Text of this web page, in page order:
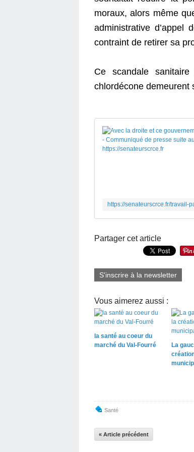
moraux, alors même
administrative d’appel
contraint de retirer sa
Ce scandale
chlordécone demeurent
Partager cet article
S'inscrire à la newsletter
Vous aimerez aussi :
la santé au coeur du
marché du Val-Fourré
La
Santé
« Article précédent